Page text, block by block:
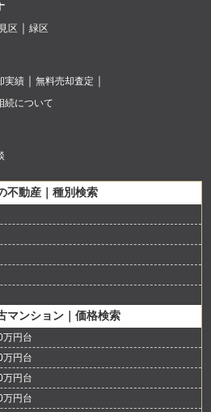
区 緑区
実績
無料売却査定
続について
不動産｜種別検索
マンション｜価格検索
万円台
万円台
万円台
万円台